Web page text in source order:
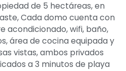
de 5 hectáreas, en
Cada domo cuenta con
acondicionado, wifi, baño,
área de cocina equipada y
vistas, ambos privados
a 3 minutos de playa